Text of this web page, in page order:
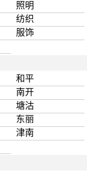
照明
纺织
服饰
和平
南开
塘沽
东丽
津南